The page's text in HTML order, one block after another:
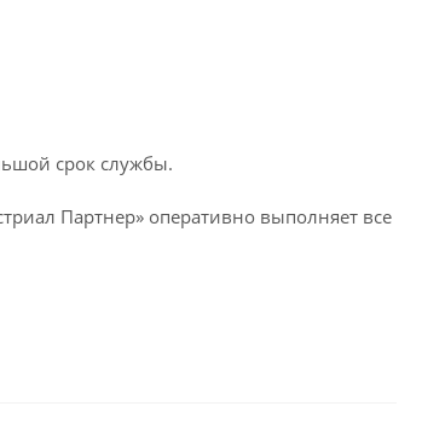
срок службы.
Партнер» оперативно выполняет все